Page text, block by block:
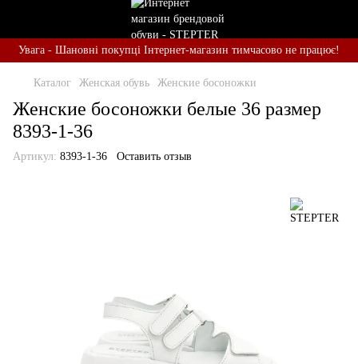
Увага - Шановні покупці Інтернет-магазин тимчасово не працює!
Каталог Женская обувь Женские босоножки
Женские босоножки белые 36 размер
8393-1-36
Артикул: 8393-1-36 Оставить отзыв